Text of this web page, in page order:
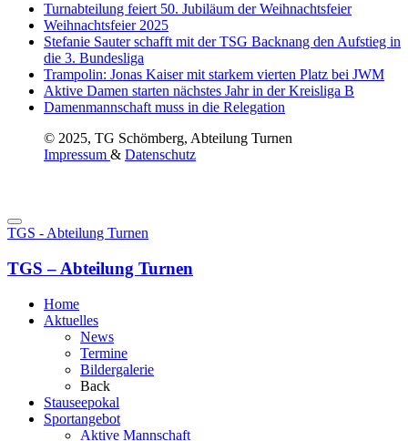
Turnabteilung feiert 50. Jubiläum der Weihnachtsfeier
Weihnachtsfeier 2025
Stefanie Sauter schafft mit der TSG Backnang den Aufstieg in
die 3. Bundesliga
Trampolin: Jonas Kaiser mit starkem vierten Platz bei JWM
Aktive Damen starten nächstes Jahr in der Kreisliga B
Damenmannschaft muss in die Relegation
© 2025, TG Schömberg, Abteilung Turnen
Impressum & Datenschutz
TGS - Abteilung Turnen
TGS – Abteilung Turnen
Home
Aktuelles
News
Termine
Bildergalerie
Back
Stauseepokal
Sportangebot
Aktive Mannschaft